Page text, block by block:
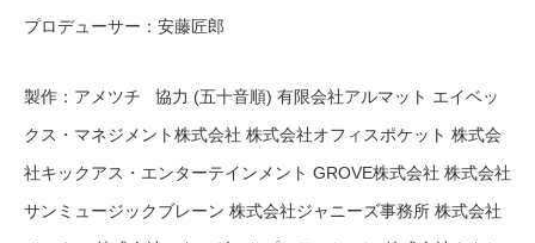
プロデューサー：安藤匠郎
製作：アメツチ 協力 (五十音順) 有限会社アルマット エイベッ
クス・マネジメント株式会社 株式会社オフィスポケット 株式会
社キックアス・エンターテインメント GROVE株式会社 株式会社
サンミュージックブレーン 株式会社ジャニーズ事務所 株式会社